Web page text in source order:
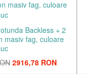
Backless + 2
masiv fag, culoare
2916,78 RON